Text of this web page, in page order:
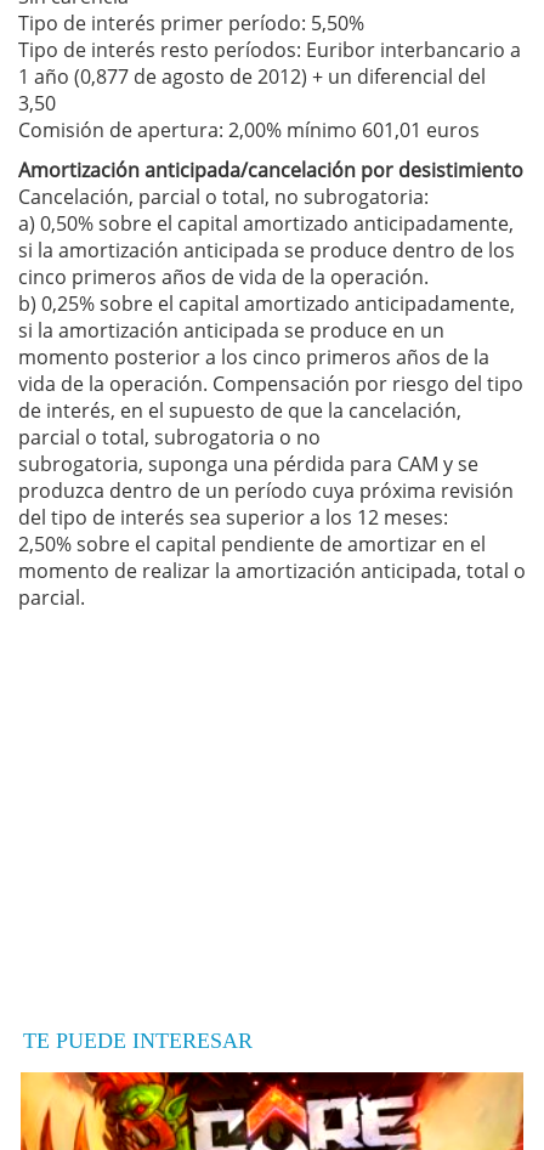
Tipo de interés primer período: 5,50%
Tipo de interés resto períodos: Euribor interbancario a
1 año (0,877 de agosto de 2012) + un diferencial del
3,50
Comisión de apertura: 2,00% mínimo 601,01 euros
Amortización anticipada/cancelación por desistimiento
Cancelación, parcial o total, no subrogatoria:
a) 0,50% sobre el capital amortizado anticipadamente,
si la amortización anticipada se produce dentro de los
cinco primeros años de vida de la operación.
b) 0,25% sobre el capital amortizado anticipadamente,
si la amortización anticipada se produce en un
momento posterior a los cinco primeros años de la
vida de la operación. Compensación por riesgo del tipo
de interés, en el supuesto de que la cancelación,
parcial o total, subrogatoria o no
subrogatoria, suponga una pérdida para CAM y se
produzca dentro de un período cuya próxima revisión
del tipo de interés sea superior a los 12 meses:
2,50% sobre el capital pendiente de amortizar en el
momento de realizar la amortización anticipada, total o
parcial.
TE PUEDE INTERESAR